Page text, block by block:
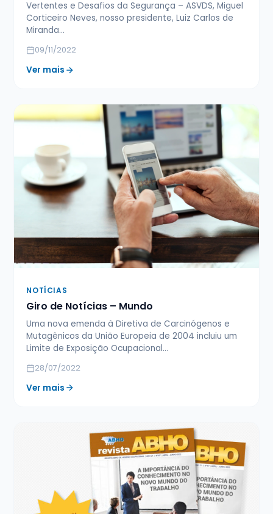
Vertentes e Desafios da Segurança – ASVDS, Miguel
Corticeiro Neves, nosso presidente, Luiz Carlos de
Miranda…
09/11/2022
Ver mais
NOTÍCIAS
Giro de Notícias – Mundo
Uma nova emenda à Diretiva de Carcinógenos e
Mutagênicos da União Europeia de 2004 incluiu um
Limite de Exposição Ocupacional…
28/07/2022
Ver mais